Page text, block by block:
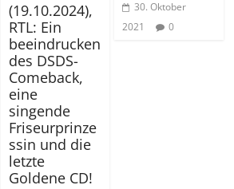
(19.10.2024),
RTL: Ein
beeindrucken
des DSDS-
Comeback,
eine
singende
Friseurprinze
ssin und die
letzte
Goldene CD!
30. Oktober
2021
0